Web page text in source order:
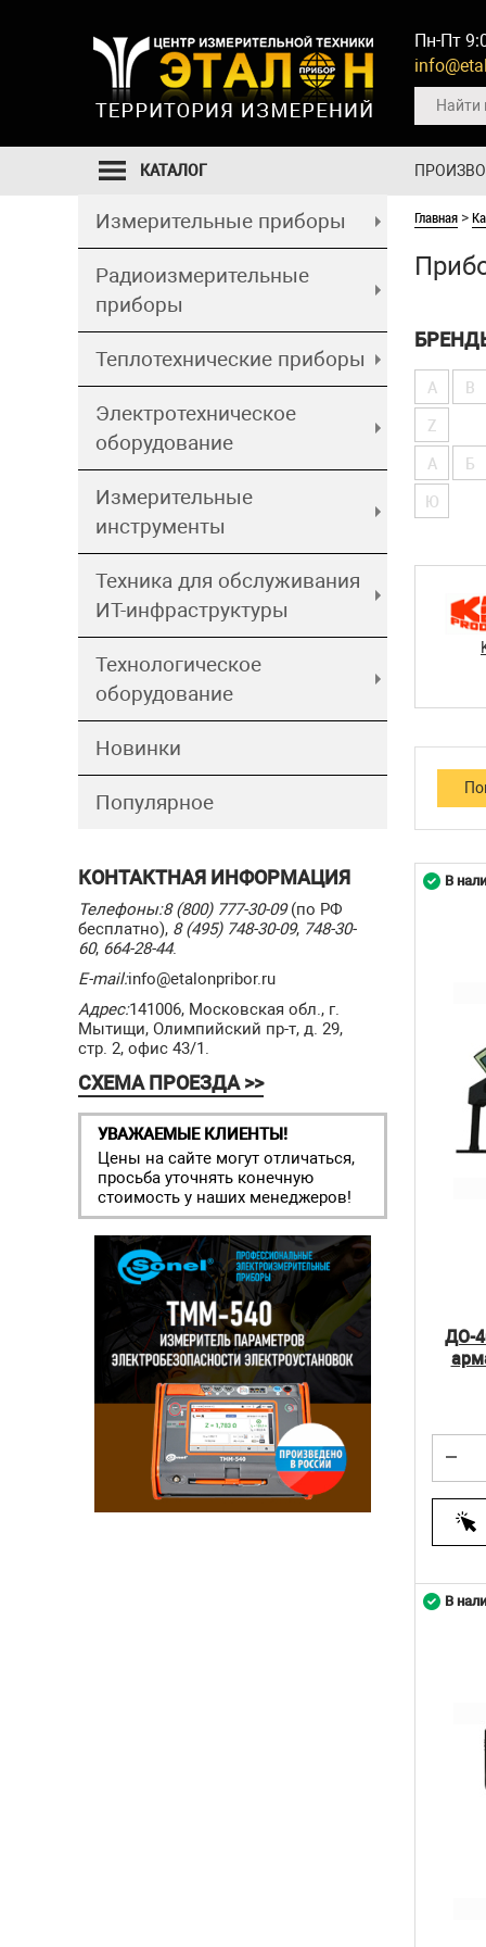
Пн-Пт
КАТАЛОГ
Измерительные приборы
Радиоизмерительные
приборы
Теплотехнические приборы
Электротехническое
оборудование
Измерительные
инструменты
Техника для обслуживания
ИТ-инфраструктуры
Технологическое
оборудование
Новинки
Популярное
КОНТАКТНАЯ ИНФОРМАЦИЯ
Телефоны:8 (800) 777-30-09(по РФ
бесплатно), 8 (495) 748-30-09, 748-30-
60, 664-28-44.
E-mail:info@etalonpribor.ru
Адрес:141006, Московская обл., г.
Мытищи, Олимпийский пр-т, д. 29,
стр. 2, офис 43/1.
СХЕМА ПРОЕЗДА >>
УВАЖАЕМЫЕ КЛИЕНТЫ!
Цены на сайте могут отличаться,
просьба уточнять конечную
стоимость у наших менеджеров!
Главная >
A B
Z
А Б
Ю
ДО-
В
В